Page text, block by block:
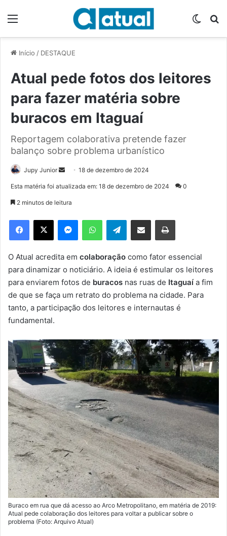
Início / DESTAQUE
Atual pede fotos dos leitores
para fazer matéria sobre
buracos em Itaguaí
Reportagem colaborativa pretende fazer
balanço sobre problema urbanístico
Jupy Junior
d
e
u
m
e
-
m
a
18 de dezembro de 2024
Esta matéria foi atualizada em: 18 de dezembro de 2024 0
2 minutos de leitura
Telegram
O Atual acredita em colaboração como fator essencial
para dinamizar o noticiário. A ideia é estimular os leitores
para enviarem fotos de buracos nas ruas de Itaguaí a fim
de que se faça um retrato do problema na cidade. Para
tanto, a participação dos leitores e internautas é
fundamental.
Buraco em rua que dá acesso ao Arco Metropolitano, em matéria de 2019:
Atual pede colaboração dos leitores para voltar a publicar sobre o
problema (Foto: Arquivo Atual)